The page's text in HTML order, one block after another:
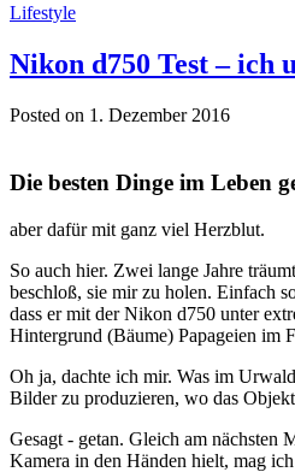
Lifestyle
Nikon d750 Test – ich
Posted on 1. Dezember 2016
Die besten Dinge im Leben
aber dafür mit ganz viel Herzblut.
So auch hier. Zwei lange Jahre
beschloß, sie mir zu holen. Einfach
dass er mit der Nikon d750 unter
Hintergrund (Bäume) Papageien im
Oh ja, dachte ich mir. Was im
Bilder zu produzieren, wo das
Gesagt - getan. Gleich am nächsten
Kamera in den Händen hielt, mag